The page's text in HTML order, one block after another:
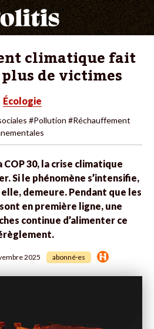
climatique fait
de victimes
Écologie
#Pollution #Réchauffement
COP 30, la crise climatique
Si le phénomène s’intensifie,
demeure. Pendant que les
en première ligne, une
continue d’alimenter ce
2025 abonné·es